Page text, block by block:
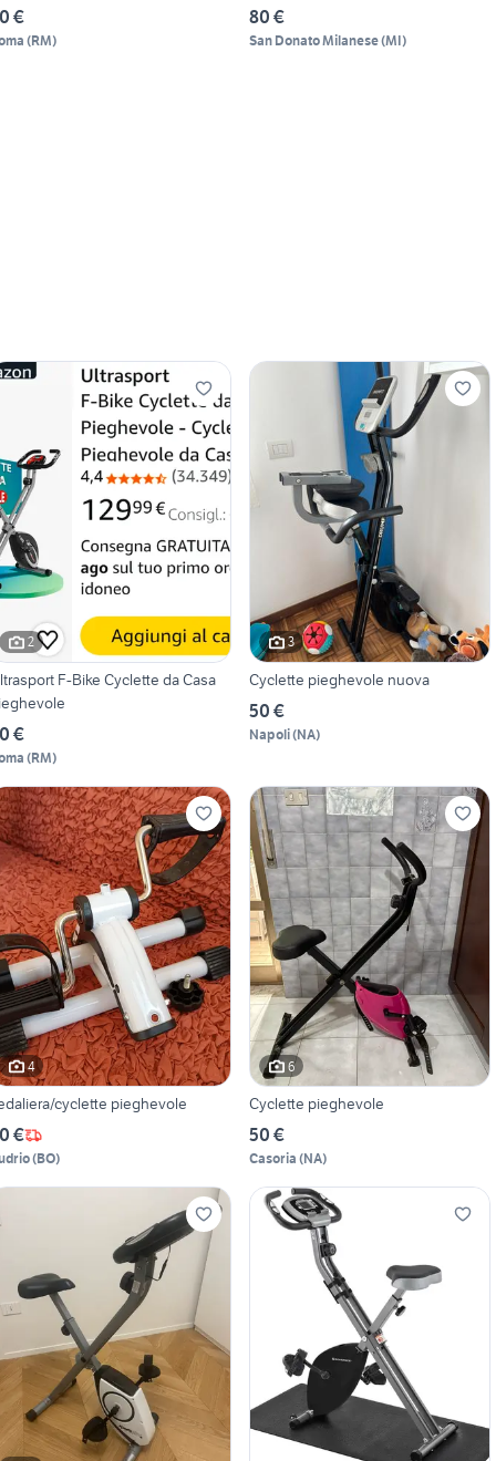
€
(RM)
80 €
San Donato Milanese(MI)
2
F-Bike Cyclette da Casa
€
(RM)
3
Cyclette pieghevole nuova
50 €
Napoli(NA)
4
cyclette pieghevole
€
(BO)
6
Cyclette pieghevole
50 €
Casoria (NA)